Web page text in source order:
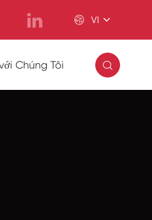
 VI
Chúng Tôi 